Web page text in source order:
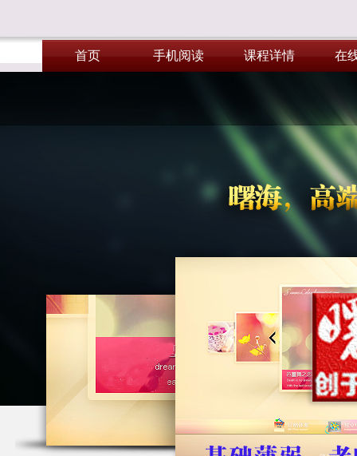
首页 手机阅读 课程详情 在